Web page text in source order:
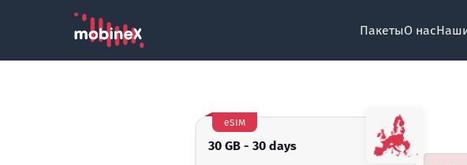
ПакетыО нас
30 GB - 30 days
eSIM